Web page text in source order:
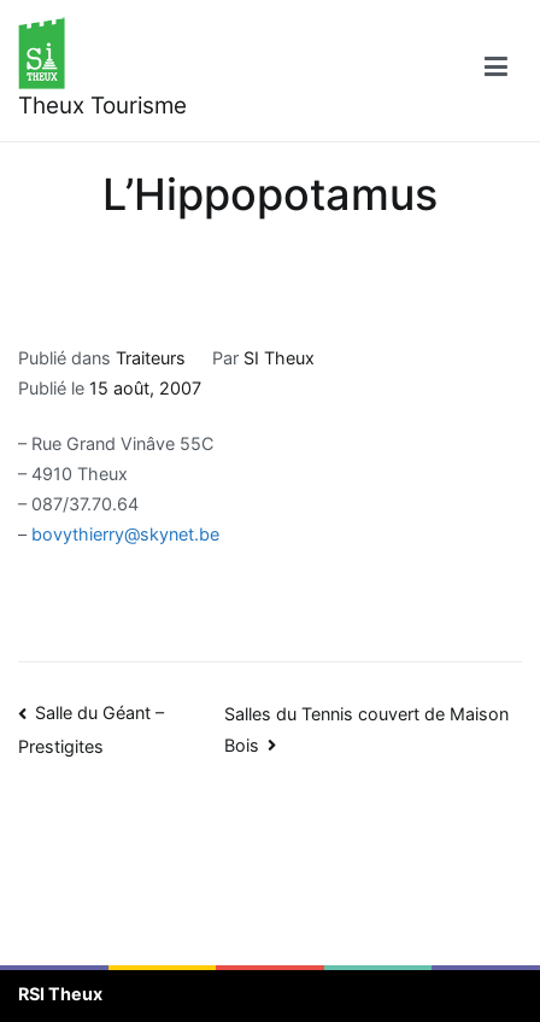
contenu
Theux Tourisme
L’Hippopotamus
Publié dans Traiteurs Par SI Theux
Publié le 15 août, 2007
– Rue Grand Vinâve 55C
– 4910 Theux
– 087/37.70.64
– bovythierry@skynet.be
Navigation
Salle du Géant –
Prestigites
Salles du Tennis couvert de Maison
Bois
RSI Theux